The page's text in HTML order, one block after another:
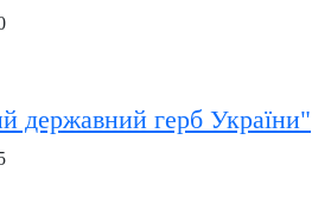
державний герб України"